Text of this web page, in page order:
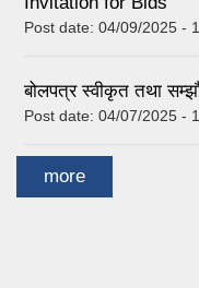
Post date: 04/09/2025 -
बोलपत्र स्वीकृत तथा
Post date: 04/07/2025 -
more